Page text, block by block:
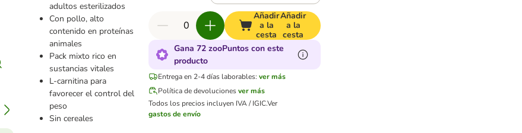
adultos esterilizados
Con pollo, alto
contenido en proteínas
animales
Pack mixto rico en
sustancias vitales
L-carnitina para
favorecer el control del
peso
Sin cereales
Añadir
a la
cesta
Añadir
a la
cesta
Gana 72 zooPuntos con este
producto
Entrega en 2-4 días laborables: ver más
Política de devolucionesver más
Todos los precios incluyen IVA / IGIC.Ver
gastos de envío